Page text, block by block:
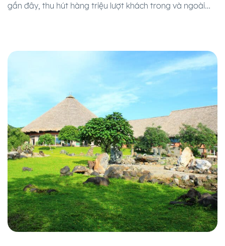
gần đây, thu hút hàng triệu lượt khách trong và ngoài